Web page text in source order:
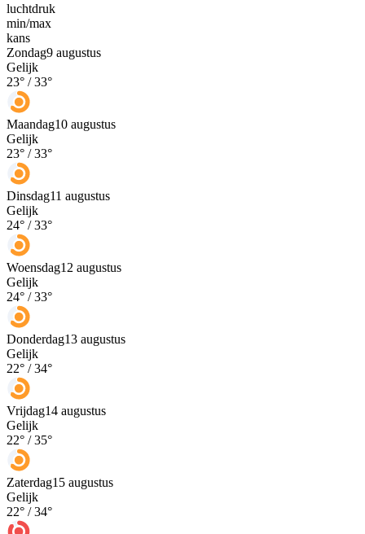
luchtdruk
min/max
kans
Zondag9 augustus
Gelijk
23° /33°
Maandag10 augustus
Gelijk
23° /33°
Dinsdag11 augustus
Gelijk
24° /33°
Woensdag12 augustus
Gelijk
24° /33°
Donderdag13 augustus
Gelijk
22° /34°
Vrijdag14 augustus
Gelijk
22° /35°
Zaterdag15 augustus
Gelijk
22° /34°